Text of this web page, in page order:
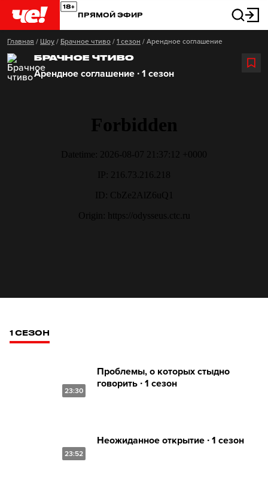
ПРЯМОЙ ЭФИР
Главная / Шоу / Брачное чтиво / 1 сезон / Арендное соглашение
БРАЧНОЕ ЧТИВО
Арендное соглашение ∙ 1 сезон
1 СЕЗОН
23:30
Проблемы, о которых стыдно
говорить ∙ 1 сезон
23:52
Неожиданное открытие ∙ 1 сезон